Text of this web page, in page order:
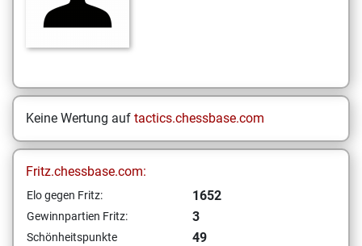
Keine Wertung auf tactics.chessbase.com
Fritz.chessbase.com:
Elo gegen Fritz: 1652
Gewinnpartien Fritz: 3
Schönheitspunkte
49